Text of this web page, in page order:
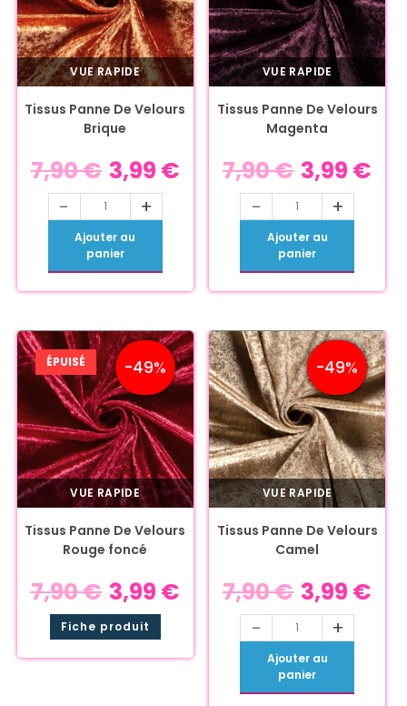
VUE RAPIDE
Tissus Panne De Velours
Brique
7,90€ 3,99 €
- +
Ajouter au
panier
VUE RAPIDE
Tissus Panne De Velours
Magenta
7,90€ 3,99 €
- +
Ajouter au
panier
-49%
ÉPUISÉ
VUE RAPIDE
Tissus Panne De Velours
Rouge foncé
7,90€ 3,99 €
Fiche produit
-49%
VUE RAPIDE
Tissus Panne De Velours
Camel
7,90€ 3,99 €
- +
Ajouter au
panier